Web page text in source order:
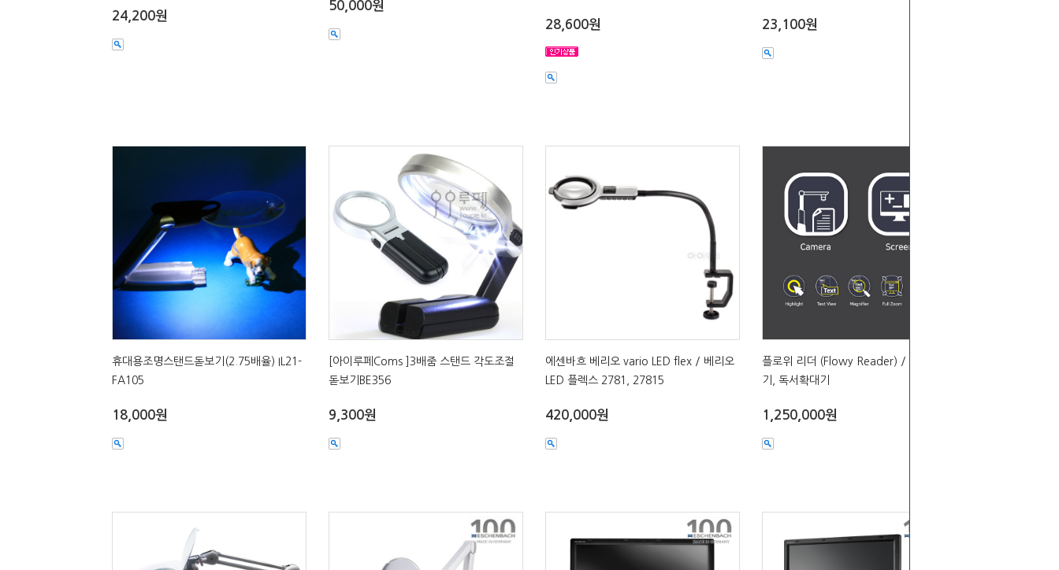
24,200원
50,000원
28,600원 23,100원
휴대용조명스탠드돋보기(2.75배율) IL21-
FA105
18,000원
[아이루페Coms ]3배줌 스탠드 각도조절
돋보기BE356
9,300원
에센바흐 베리오 vario LED flex / 베리오
LED 플렉스 2781, 27815
420,000원
플로위 리더 (Flowy Reader) / 화면확대
기, 독서확대기
1,250,000원